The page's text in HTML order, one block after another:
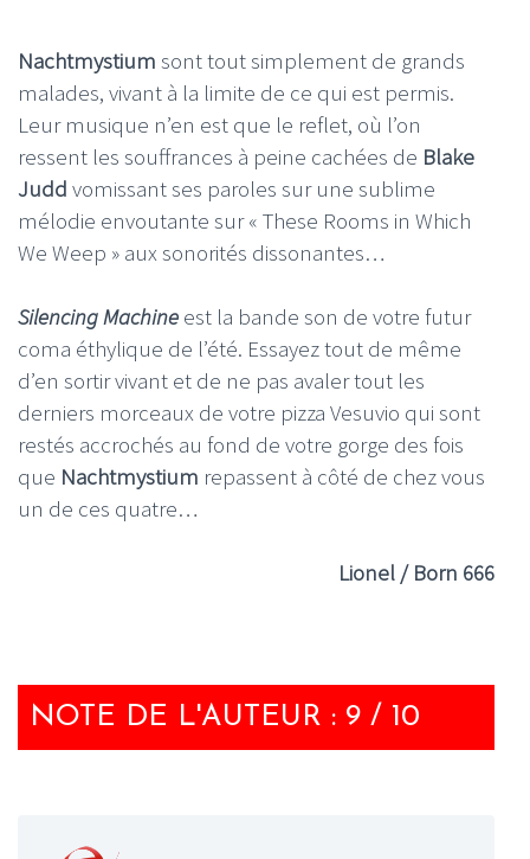
Nachtmystium sont tout simplement de grands
malades, vivant à la limite de ce qui est permis.
Leur musique n’en est que le reflet, où l’on
ressent les souffrances à peine cachées de Blake
Judd vomissant ses paroles sur une sublime
mélodie envoutante sur « These Rooms in Which
We Weep » aux sonorités dissonantes…
Silencing Machine est la bande son de votre futur
coma éthylique de l’été. Essayez tout de même
d’en sortir vivant et de ne pas avaler tout les
derniers morceaux de votre pizza Vesuvio qui sont
restés accrochés au fond de votre gorge des fois
que Nachtmystium repassent à côté de chez vous
un de ces quatre…
Lionel / Born 666
NOTE DE L'AUTEUR : 9 / 10